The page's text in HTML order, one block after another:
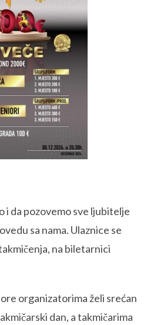
i da pozovemo sve ljubitelje
sa nama. Ulaznice se
na biletarnici
organizatorima želi srećan
dan, a takmičarima